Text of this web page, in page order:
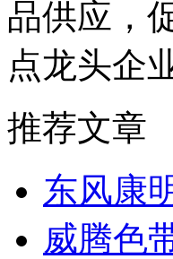
品供应，
点龙头企
推荐文章
东风康
威腾色